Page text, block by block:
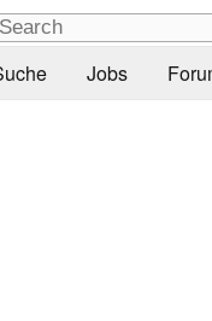
Jobs